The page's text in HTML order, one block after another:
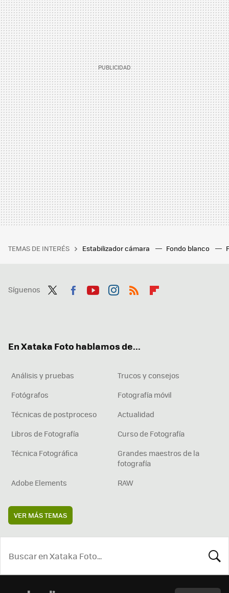
TEMAS DE INTERÉS Estabilizador cámara Fondo blanco
Síguenos
En Xataka Foto hablamos de...
Análisis y pruebas
Trucos y consejos
Fotógrafos
Fotografía móvil
Técnicas de postproceso
Actualidad
Libros de Fotografía
Curso de Fotografía
Técnica Fotográfica
Grandes maestros de la
fotografía
Adobe Elements
RAW
VER MÁS TEMAS